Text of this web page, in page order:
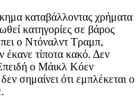
καταβάλλοντας χρήματα
κατηγορίες σε βάρος
ο Ντόναλντ Τραμπ,
έκανε τίποτα κακό. Δεν
ο Μάικλ Κόεν
σημαίνει ότι εμπλέκεται ο